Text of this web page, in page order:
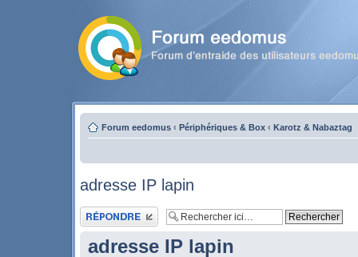
Forum eedomus ‹ Périphériques & Box ‹ Karotz & Nabaztag
adresse IP lapin
Publier une réponse
adresse IP lapin